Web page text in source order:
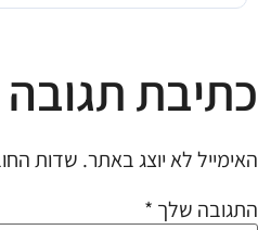
כתיבת תגובה
האימייל לא יוצג באתר. שדות
התגובה שלך *